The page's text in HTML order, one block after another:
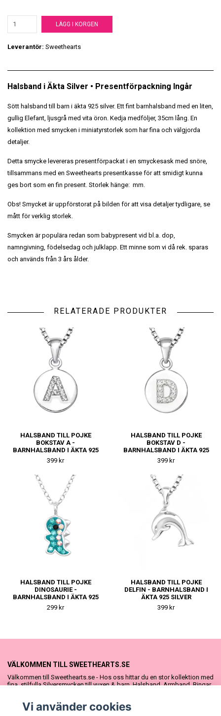
LÄGG I KORGEN
Leverantör: Sweethearts
Halsband i Äkta Silver • Presentförpackning Ingår
Sött halsband till barn i äkta 925 silver. Ett fint barnhalsband med en liten,
gullig Elefant, ljusgrå med vita öron. Kedja medföljer, 35cm lång. En
kollektion med smycken i miniatyrstorlek som har fina och välgjorda
detaljer.
Detta smycke levereras presentförpackat i en smyckesask med snöre,
tillsammans med en Sweethearts presentkasse för att smidigt kunna
ges bort som en fin present. Storlek hänge: mm.
Obs! Smycket är uppförstorat på bilden för att visa detaljer tydligare, se
mått för verklig storlek.
Smycken är populära redan som babypresent vid bl.a. dop,
namngivning, födelsedag och julklapp. Ett minne som vi då rek. sparas
och används från 3 års ålder.
RELATERADE PRODUKTER
HALSBAND TILL POJKE
BOKSTAV A -
BARNHALSBAND I ÄKTA 925
SILVER
399 kr
HALSBAND TILL POJKE
BOKSTAV D -
BARNHALSBAND I ÄKTA 925
SILVER
399 kr
HALSBAND TILL POJKE
DINOSAURIE -
BARNHALSBAND I ÄKTA 925
SILVER
299 kr
HALSBAND TILL POJKE
DELFIN - BARNHALSBAND I
ÄKTA 925 SILVER
399 kr
VÄLKOMMEN TILL SWEETHEARTS.SE
Välkommen till Sweethearts.se - Hos oss hittar du en stor kollektion med
fina, stilfulla Silversmycken till vuxen & barn. Halsband, Armband, Ringar
vår söta Sweethearts kolllektion med barnsmycken, tyllkjolar &
Vi använder cookies